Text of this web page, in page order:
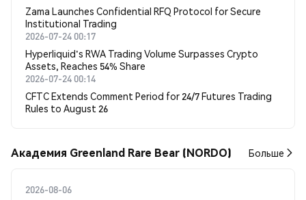
Zama Launches Confidential RFQ Protocol for Secure
Institutional Trading
2026-07-24 00:17
Hyperliquid's RWA Trading Volume Surpasses Crypto
Assets, Reaches 54% Share
2026-07-24 00:14
CFTC Extends Comment Period for 24/7 Futures Trading
Rules to August 26
Академия Greenland Rare Bear (NORDO) Больше
2026-08-06